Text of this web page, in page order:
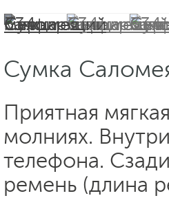
Сумка
Приятная
молниях.
телефона.
ремень (длина